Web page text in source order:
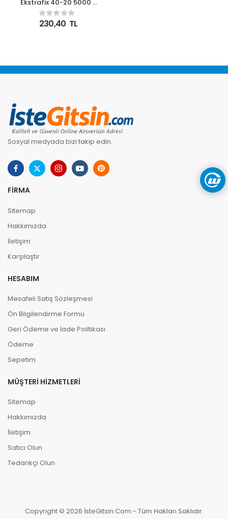
Ekstrafix 40-20 5000 li
Eco Termal Etiket
Yanyana 5 li (Bitişik) 40
lık Kuka
230,40 TL
Sosyal medyada bizi takip edin.
FIRMA
Sitemap
Hakkımızda
İletişim
Karşılaştır
HESABIM
Mesafeli Satış Sözleşmesi
Ön Bilgilendirme Formu
Geri Ödeme ve İade Politikası
Ödeme
Sepetim
MÜŞTERI HIZMETLERI
Sitemap
Hakkımızda
İletişim
Satıcı Olun
Tedarikçi Olun
Copyright © 2026 İsteGitsin.Com - Tüm Hakları Saklıdır.